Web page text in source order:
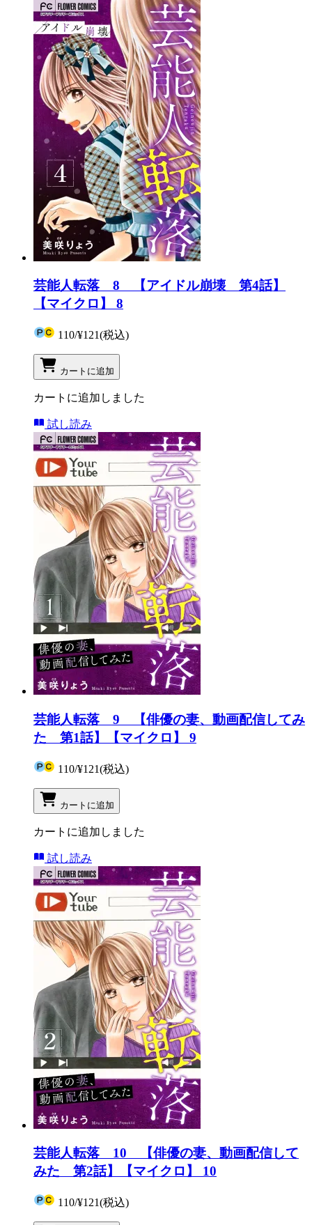
芸能人転落 8 【アイドル崩壊 第4話】
【マイクロ】 8
110/¥121(税込)
カートに追加
カートに追加しました
試し読み
芸能人転落 9 【俳優の妻、動画配信してみ
た 第1話】【マイクロ】 9
110/¥121(税込)
カートに追加
カートに追加しました
試し読み
芸能人転落 10 【俳優の妻、動画配信して
みた 第2話】【マイクロ】 10
110/¥121(税込)